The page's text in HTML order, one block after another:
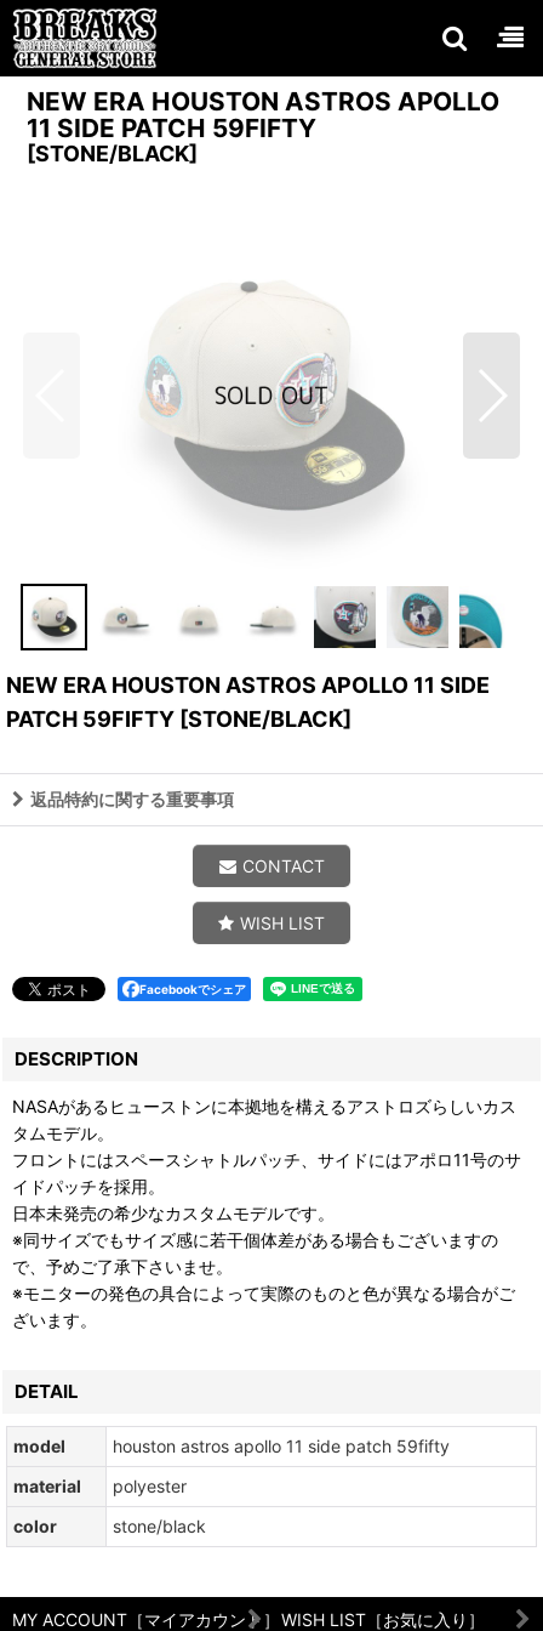
NEW ERA HOUSTON ASTROS APOLLO
11 SIDE PATCH 59FIFTY
[STONE/BLACK]
NEW ERA HOUSTON ASTROS APOLLO 11 SIDE
PATCH 59FIFTY [STONE/BLACK]
返品特約に関する重要事項
CONTACT
WISH LIST
Facebookでシェア
DESCRIPTION
NASAがあるヒューストンに本拠地を構えるアストロズらしいカス
タムモデル。
フロントにはスペースシャトルパッチ、サイドにはアポロ11号のサ
イドパッチを採用。
日本未発売の希少なカスタムモデルです。
※同サイズでもサイズ感に若干個体差がある場合もございますの
で、予めご了承下さいませ。
※モニターの発色の具合によって実際のものと色が異なる場合がご
ざいます。
DETAIL
model
houston astros apollo 11 side patch 59fifty
material
polyester
color
stone/black
MY ACCOUNT［マイアカウント］ WISH LIST［お気に入り］